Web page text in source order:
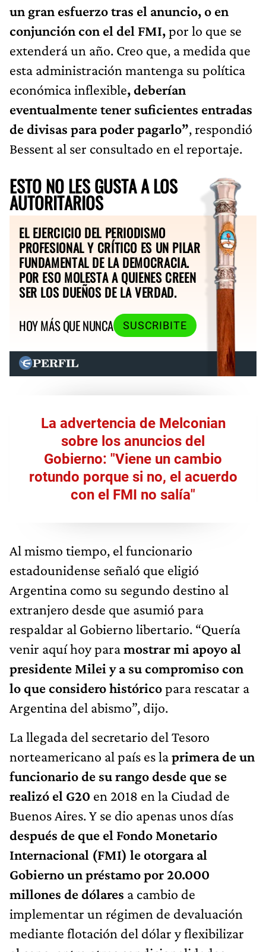
un gran esfuerzo tras el anuncio, o en
conjunción con el del FMI,por lo que se
extenderá un año. Creo que, a medida que
esta administración mantenga su política
económica inflexible, deberían
eventualmente tener suficientes entradas
de divisas para poder pagarlo”, respondió
Bessent al ser consultado en el reportaje.
ESTO NO LES GUSTA A LOS
AUTORITARIOS
EL EJERCICIO DEL PERIODISMO
PROFESIONAL Y CRÍTICO ES UN PILAR
FUNDAMENTAL DE LA DEMOCRACIA.
POR ESO MOLESTA A QUIENES CREEN
SER LOS DUEÑOS DE LA VERDAD.
HOY MÁS QUE NUNCA
SUSCRIBITE
La advertencia de Melconian
sobre los anuncios del
Gobierno: "Viene un cambio
rotundo porque si no, el acuerdo
con el FMI no salía"
Al mismo tiempo, el funcionario
estadounidense señaló que eligió
Argentina como su segundo destino al
extranjero desde que asumió para
respaldar al Gobierno libertario. “Quería
venir aquí hoy paramostrar mi apoyo al
presidente Milei y a su compromiso con
lo que considero históricopara rescatar a
Argentina del abismo”, dijo.
La llegada del secretario del Tesoro
norteamericano al país es laprimera de un
funcionario de su rango desde que se
realizó el G20 en 2018 en la Ciudad de
Buenos Aires. Y se dio apenas unos días
después de que el Fondo Monetario
Internacional (FMI) le otorgara al
Gobierno un préstamo por 20.000
millones de dólares a cambio de
implementar un régimen de devaluación
mediante flotación del dólar y flexibilizar